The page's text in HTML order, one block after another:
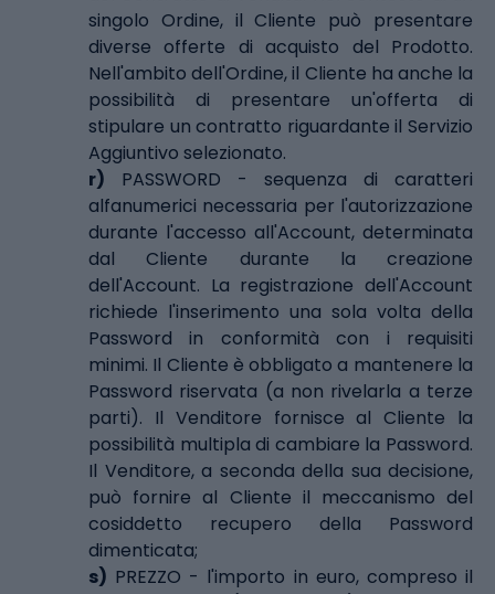
singolo Ordine, il Cliente può presentare
diverse offerte di acquisto del Prodotto.
Nell'ambito dell'Ordine, il Cliente ha anche la
possibilità di presentare un'offerta di
stipulare un contratto riguardante il Servizio
Aggiuntivo selezionato.
r) PASSWORD - sequenza di caratteri
alfanumerici necessaria per l'autorizzazione
durante l'accesso all'Account, determinata
dal Cliente durante la creazione
dell'Account. La registrazione dell'Account
richiede l'inserimento una sola volta della
Password in conformità con i requisiti
minimi. Il Cliente è obbligato a mantenere la
Password riservata (a non rivelarla a terze
parti). Il Venditore fornisce al Cliente la
possibilità multipla di cambiare la Password.
Il Venditore, a seconda della sua decisione,
può fornire al Cliente il meccanismo del
cosiddetto recupero della Password
dimenticata;
s) PREZZO - l'importo in euro, compreso il